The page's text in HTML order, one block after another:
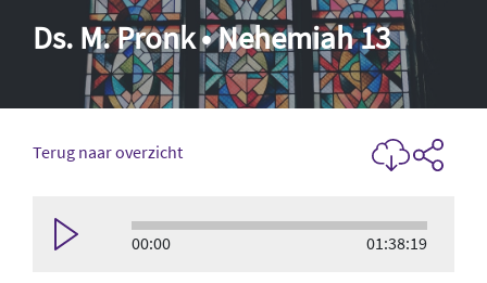
Ds. M. Pronk • Nehemiah 13
Terug naar overzicht
00:00 01:38:19